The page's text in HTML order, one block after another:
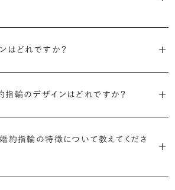
ます。
感を添えてくれます。
みの方から非常に人気です。
ム（ストレート／ウェーブ／V字）と素材（プ
ングを目指す
ぶ
のか、お出かけの時だけ身に着けたいのか
方を確かめることです。
ただけます。
試着する
はどれですか？
ます。
30秒のブリリアンスプラスオリジナル診断を
りのラインを探してみてください。
輪のデザインはどれですか？
ラスでは、普段の生活の中でも婚約指輪を楽
よう、全てのデザインが高さを抑えて作られ
約指輪の特徴について教えてくださ